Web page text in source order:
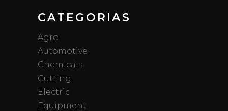
CATEGORIAS
Agro
Automotive
Chemicals
Cutting
Electric
Equipment